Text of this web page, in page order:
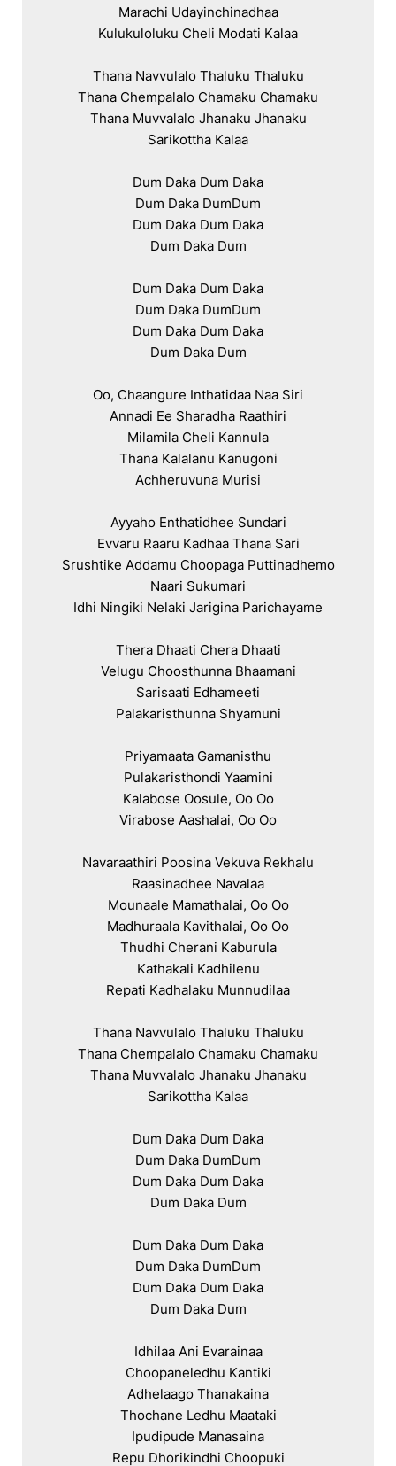
Marachi Udayinchinadhaa
Kulukuloluku Cheli Modati Kalaa
Thana Navvulalo Thaluku Thaluku
Thana Chempalalo Chamaku Chamaku
Thana Muvvalalo Jhanaku Jhanaku
Sarikottha Kalaa
Dum Daka Dum Daka
Dum Daka DumDum
Dum Daka Dum Daka
Dum Daka Dum
Dum Daka Dum Daka
Dum Daka DumDum
Dum Daka Dum Daka
Dum Daka Dum
Oo, Chaangure Inthatidaa Naa Siri
Annadi Ee Sharadha Raathiri
Milamila Cheli Kannula
Thana Kalalanu Kanugoni
Achheruvuna Murisi
Ayyaho Enthatidhee Sundari
Evvaru Raaru Kadhaa Thana Sari
Srushtike Addamu Choopaga Puttinadhemo
Naari Sukumari
Idhi Ningiki Nelaki Jarigina Parichayame
Thera Dhaati Chera Dhaati
Velugu Choosthunna Bhaamani
Sarisaati Edhameeti
Palakaristhunna Shyamuni
Priyamaata Gamanisthu
Pulakaristhondi Yaamini
Kalabose Oosule, Oo Oo
Virabose Aashalai, Oo Oo
Navaraathiri Poosina Vekuva Rekhalu
Raasinadhee Navalaa
Mounaale Mamathalai, Oo Oo
Madhuraala Kavithalai, Oo Oo
Thudhi Cherani Kaburula
Kathakali Kadhilenu
Repati Kadhalaku Munnudilaa
Thana Navvulalo Thaluku Thaluku
Thana Chempalalo Chamaku Chamaku
Thana Muvvalalo Jhanaku Jhanaku
Sarikottha Kalaa
Dum Daka Dum Daka
Dum Daka DumDum
Dum Daka Dum Daka
Dum Daka Dum
Dum Daka Dum Daka
Dum Daka DumDum
Dum Daka Dum Daka
Dum Daka Dum
Idhilaa Ani Evarainaa
Choopaneledhu Kantiki
Adhelaago Thanakaina
Thochane Ledhu Maataki
Ipudipude Manasaina
Repu Dhorikindhi Choopuki